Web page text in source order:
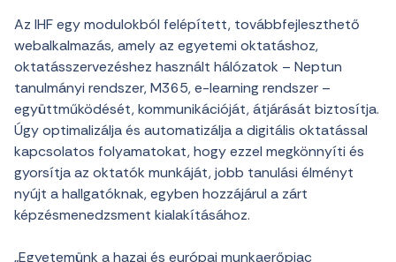
Az IHF egy modulokból felépített, továbbfejleszthető
webalkalmazás, amely az egyetemi oktatáshoz,
oktatásszervezéshez használt hálózatok – Neptun
tanulmányi rendszer, M365, e-learning rendszer –
együttműködését, kommunikációját, átjárását biztosítja.
Úgy optimalizálja és automatizálja a digitális oktatással
kapcsolatos folyamatokat, hogy ezzel megkönnyíti és
gyorsítja az oktatók munkáját, jobb tanulási élményt
nyújt a hallgatóknak, egyben hozzájárul a zárt
képzésmenedzsment kialakításához.
„Egyetemünk a hazai és európai munkaerőpiac